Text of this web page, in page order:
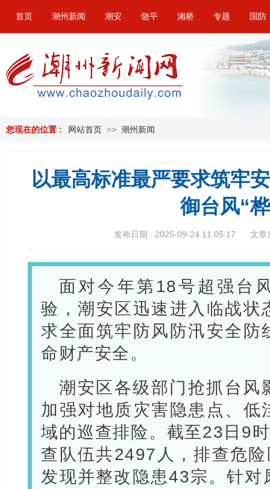
首页 潮州新闻 潮安 饶平 湘桥 专题 国防
您现在的位置 : 网站首页 >> 潮州新闻
以最高标准最严要求筑牢
御台风“
发布日期 : 2025-09-24 11:05:17 文章
面对今年第18号超强台
验，潮安区迅速进入临战状
求全面筑牢防风防汛安全防
命财产安全。
潮安区各级部门抢抓台风
加强对地质灾害隐患点、低
域的巡查排险。截至23日9
查队伍共2497人，排查危
发现并整改隐患43宗。针